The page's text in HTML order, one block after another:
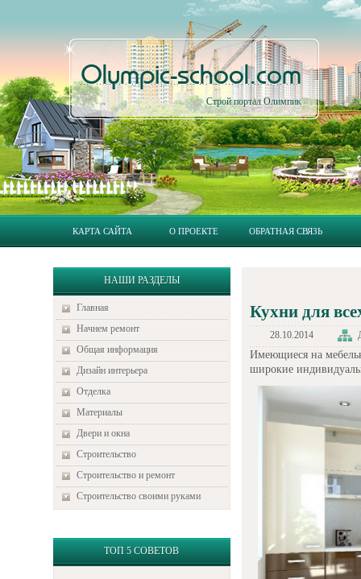
Olympic-school.com
Строй портал Олимпик
КАРТА САЙТА О ПРОЕКТЕ ОБРАТНАЯ СВЯЗЬ
НАШИ РАЗДЕЛЫ
Главная
Начнем ремонт
Общая информация
Дизайн интерьера
Отделка
Материалы
Двери и окна
Строительство
Строительство и ремонт
Строительство своими руками
ТОП 5 СОВЕТОВ
Кухни для
28.10.2014
Имеющиеся на
широкие